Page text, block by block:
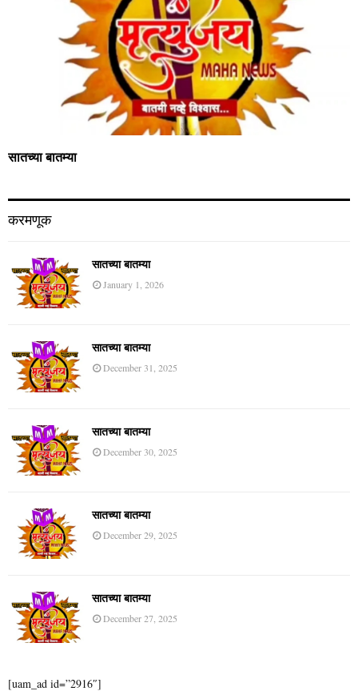
सातच्या बातम्या
करमणूक
सातच्या बातम्या
January 1, 2026
सातच्या बातम्या
December 31, 2025
सातच्या बातम्या
December 30, 2025
सातच्या बातम्या
December 29, 2025
सातच्या बातम्या
December 27, 2025
[uam_ad id=”2916″]